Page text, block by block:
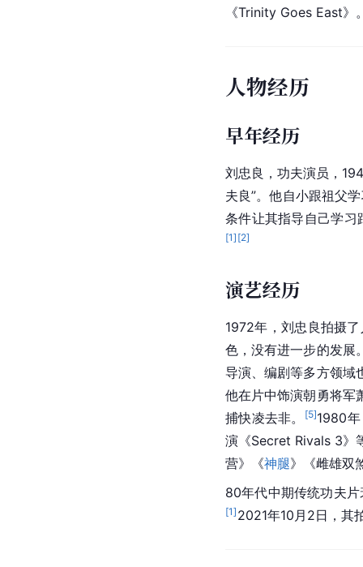
《Trinity Goes East》
人物经历
早年经历
刘忠良，功夫演员，
夫良”。他自小跟祖父
条件让其指导自己学习
[1] [2]
演艺经历
1972年，刘忠良拍摄
色，没有进一步的发展
导演、编剧等多方领域
他在片中饰演朝勇将军
捕快凌去非。
[5]1980
演《Secret Rivals 3》
营》《神腿》《雌雄双
80年代中期传统功夫
[1] 2021年10月2日，其